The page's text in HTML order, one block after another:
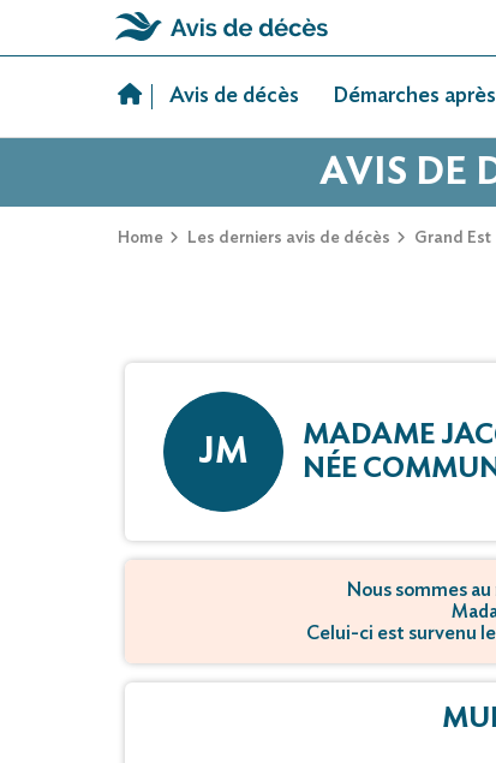
Avis de décès Démarches
AVIS DE
Home Les derniers avis de décès Grand Est
JM
MADAME
NÉE COMMUN
Nous sommes
Celui-ci est survenu